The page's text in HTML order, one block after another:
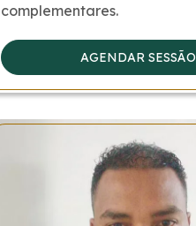
complementares.
AGENDAR SESSÃO